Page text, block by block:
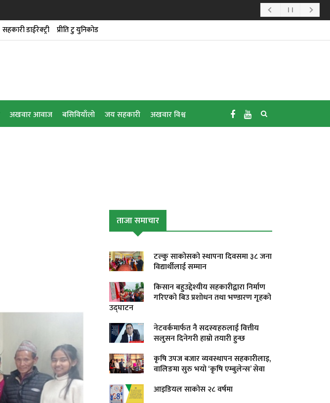
सहकारी डाईरेक्ट्री प्रीति टु युनिकोड
अखवार आवाज बसिवियाँलो जय सहकारी अखवार विश्व
ताजा समाचार
टल्कु साकोसको स्थापना दिवसमा ३८ जना
विद्यार्थीलाई सम्मान
किसान बहुउद्देश्यीय सहकारीद्वारा निर्माण
गरिएको बिउ प्रशोधन तथा भण्डारण गृहको
उद्घाटन
नेटवर्कमार्फत नै सदस्यहरुलाई वित्तीय
सलुसन दिनेगरी हाम्रो तयारी हुन्छ
कृषि उपज बजार व्यवस्थापन सहकारीलाइ,
वालिङमा सुरु भयो ‘कृषि एम्बुलेन्स’ सेवा
आइडियल साकोस २८ वर्षमा